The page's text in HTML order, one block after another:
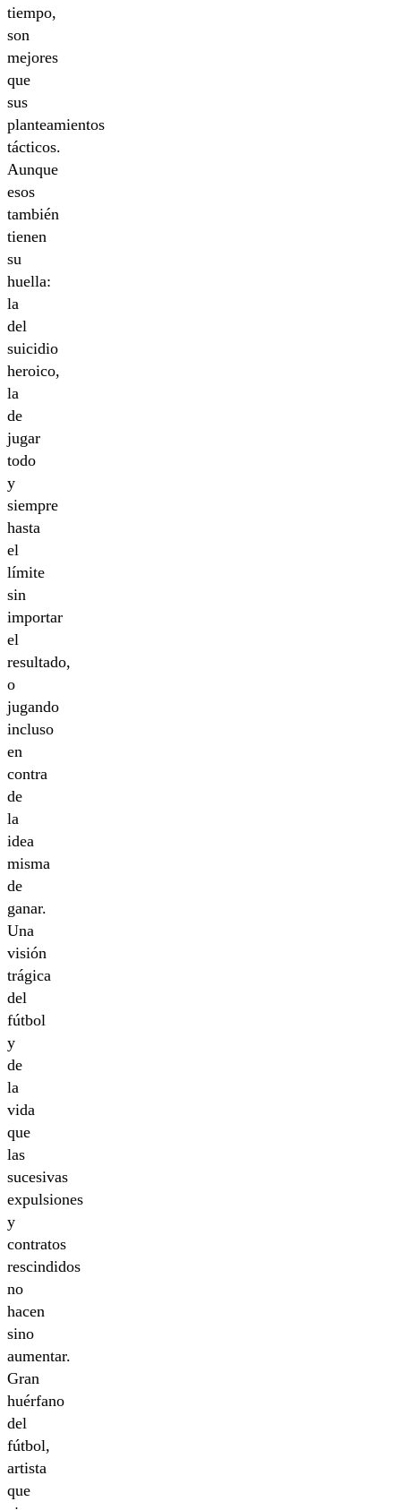
tiempo,
son
mejores
que
sus
planteamientos
tácticos.
Aunque
esos
también
tienen
su
huella:
la
del
suicidio
heroico,
la
de
jugar
todo
y
siempre
hasta
el
límite
sin
importar
el
resultado,
o
jugando
incluso
en
contra
de
la
idea
misma
de
ganar.
Una
visión
trágica
del
fútbol
y
de
la
vida
que
las
sucesivas
expulsiones
y
contratos
rescindidos
no
hacen
sino
aumentar.
Gran
huérfano
del
fútbol,
artista
que